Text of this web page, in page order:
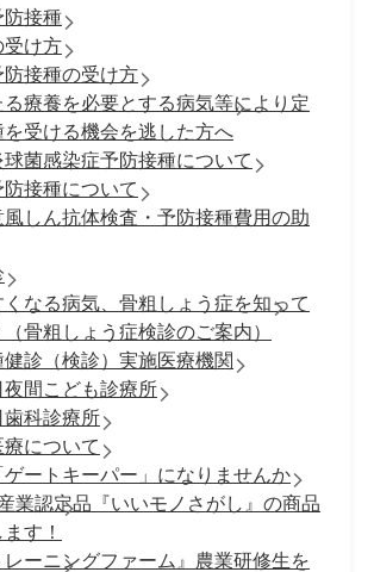
防接種
受け方
防接種の受け方
療養を必要とする病気等により定
受ける機会を逃した方へ
菌感染症予防接種について
接種について
しん抗体検査・予防接種費用の助
なる病気、骨粗しょう症を知って
骨粗しょう症検診のご案内）
診（検診）実施医療機関
間こども診療所
科診療所
について
ゲートキーパー」になりませんか
業認定品『いいモノさがし』の商品
す！
レーニングファーム』農業研修生を